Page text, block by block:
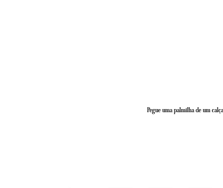
Pegue uma palmilha de um